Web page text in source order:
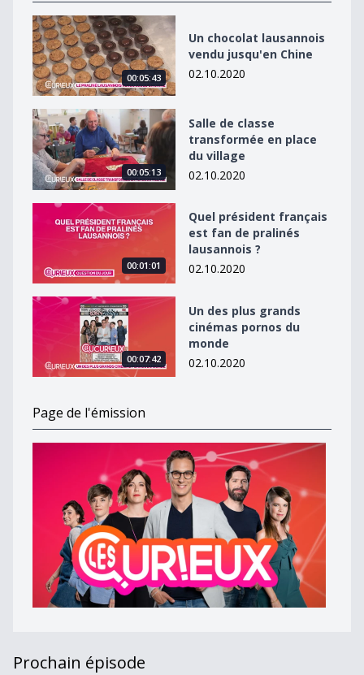
Un chocolat lausannois vendu jusqu&#039;en Chine
00:05:43
Un chocolat lausannois
vendu jusqu'en Chine
02.10.2020
Salle de classe transformée en place du village
00:05:13
Salle de classe
transformée en place
du village
02.10.2020
Quel président français est fan de pralinés lausannois
00:01:01
Quel président français
est fan de pralinés
lausannois ?
02.10.2020
Un des plus grands cinémas pornos du monde
00:07:42
Un des plus grands
cinémas pornos du
monde
02.10.2020
Page de l'émission
Prochain épisode